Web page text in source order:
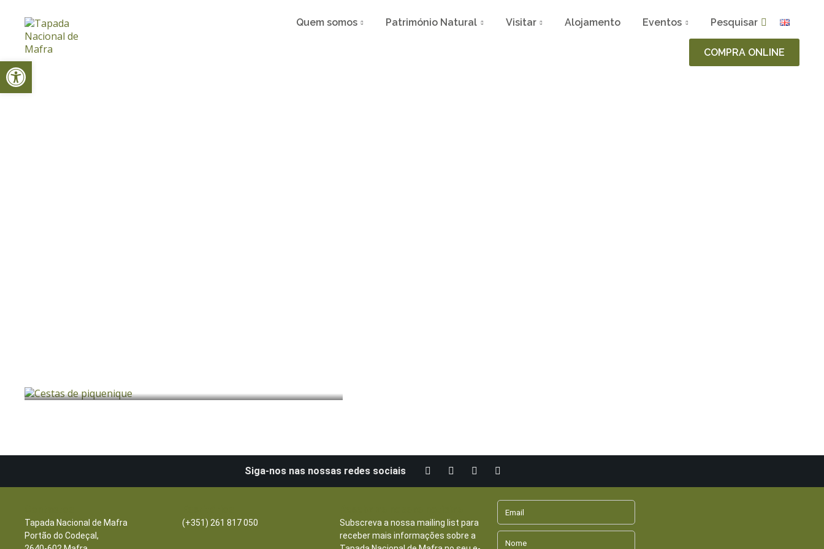
Quem somos Património Natural Visitar Alojamento Eventos Pesquisar
COMPRA ONLINE
Siga-nos nas nossas redes sociais
Tapada Nacional de Mafra
Portão do Codeçal,
(+351) 261 817 050
Subscreva a nossa mailing list para
receber mais informações sobre a
Open toolbar